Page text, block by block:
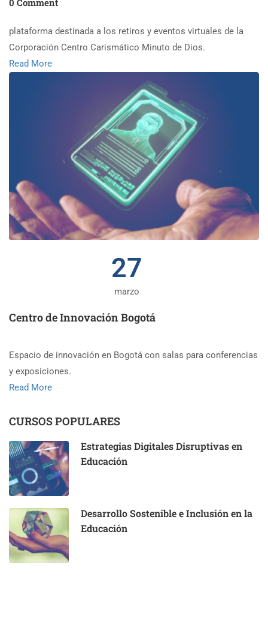
plataforma destinada a los retiros y eventos virtuales de la
Corporación Centro Carismático Minuto de Dios.
Read More
27
marzo
Centro de Innovación Bogotá
Espacio de innovación en Bogotá con salas para conferencias
y exposiciones.
Read More
CURSOS POPULARES
Estrategias Digitales Disruptivas en
Educación
Desarrollo Sostenible e Inclusión en la
Educación